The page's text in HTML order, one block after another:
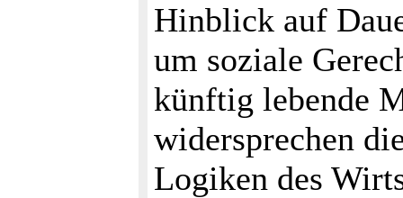
Hinblick auf
um soziale
künftig lebende
widersprechen
Logiken des